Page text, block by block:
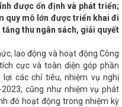
cấp huyện
Hà Tĩnh
tiêu biểu cấp quốc gia
công 2026–2030, thúc
số
Để người Việt tin
Tôn vinh 108 sản phẩm
giá trị hàng Việt
XH giữa TP Hồ Chí
ấn nổi bật của Hà Tĩnh
TRIỂN KHAI CHƯƠNG
GIAI ĐOẠN 2026 -
được ổn định và phát triển;
quy mô lớn được triển khai đi
thu ngân sách, giải quyết
lao động và hoạt động Công
cực và toàn diện góp phần
các chỉ tiêu, nhiệm vụ nghị
cũng như nhiệm vụ phát
đó hoạt động trong nhiệm kỳ